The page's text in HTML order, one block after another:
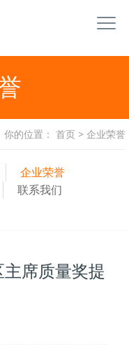
你的位置： 首页 > 企业荣誉
企业荣誉
联系我们
席质量奖提